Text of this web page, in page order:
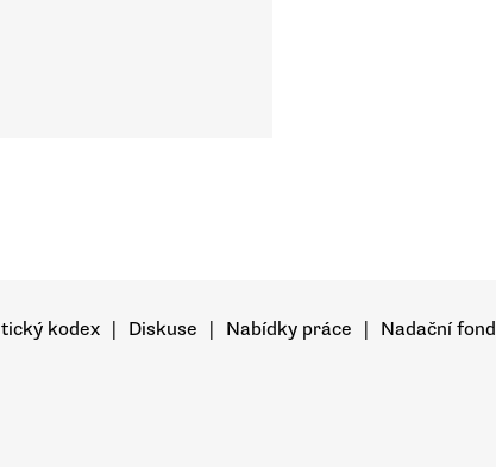
kodex Diskuse Nabídky práce Nadační fond